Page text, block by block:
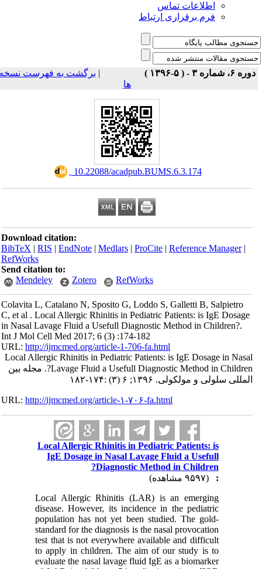
اطلاعات تماس
فرم برقراری ارتباط
دوره ۶، شماره ۳ - ( ۵-۱۳۹۶ )
برگشت به فهرست نسخه
ها
‎ 10.22088/acadpub.BUMS.6.3.174
Download citation:
BibTeX|RIS|EndNote|Medlars|ProCite|Reference Manager
RefWorks
Send citation to:
Mendeley
Zotero RefWorks
Colavita L, Catalano N, Sposito G, Loddo S, Galletti B, Salpietro
C, et al . Local Allergic Rhinitis in Pediatric Patients: is IgE Dosage
in Nasal Lavage Fluid a Usefull Diagnostic Method in Children?.
Int J Mol Cell Med 2017; 6 (3) :174-182
URL:http://ijmcmed.org/article-1-706-fa.html
Local Allergic Rhinitis in Pediatric Patients: is IgE Dosage in Nasal
Lavage Fluid a Usefull Diagnostic Method in Children?. مجله بین
المللی سلولی و مولکولی. ۱۳۹۶; ۶ (۳) :۱۷۴-۱۸۲
URL:http://ijmcmed.org/article-۱-۷۰۶-fa.html
Local Allergic Rhinitis in Pediatric Patients: is
IgE Dosage in Nasal Lavage Fluid a Usefull
Diagnostic Method in Children?
Local Allergic Rhinitis (LAR) is an emerging
disease. However, its incidence in the pediatric
population has not yet been studied. The gold-
standard for the diagnosis is the nasal provocation
test that is not everywhere available and difficult
to apply in children. The aim of our study is to
evaluate the nasal lavage fluid IgE as a biomarker